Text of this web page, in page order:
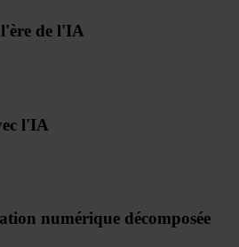
de l'IA
l'IA
numérique décomposée